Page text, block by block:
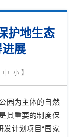
护地生态
展
中 小】
园为主体的自然
其重要的制度保
发计划项目“国家